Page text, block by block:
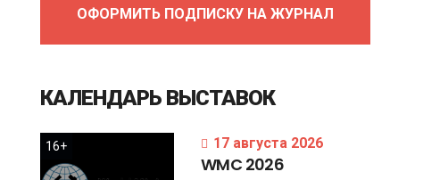
ОФОРМИТЬ ПОДПИСКУ НА ЖУРНАЛ
КАЛЕНДАРЬ ВЫСТАВОК
16+ 17 августа 2026
WMC 2026